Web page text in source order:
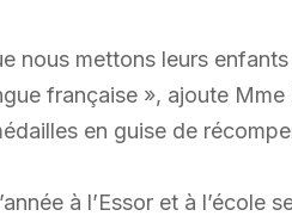
nous mettons leurs
française », ajoute
en guise de
à l’Essor et à l’école